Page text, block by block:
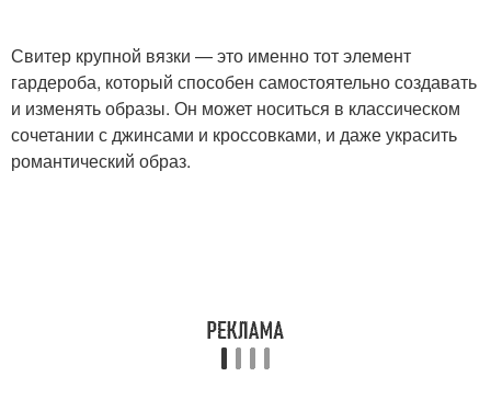
Свитер крупной вязки — это именно тот элемент
гардероба, который способен самостоятельно создавать
и изменять образы. Он может носиться в классическом
сочетании с джинсами и кроссовками, и даже украсить
романтический образ.